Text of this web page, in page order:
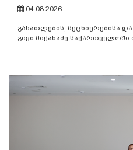
04.08.2026
განათლების, მეცნიერებისა
გივი მიქანაძე საქართველოში